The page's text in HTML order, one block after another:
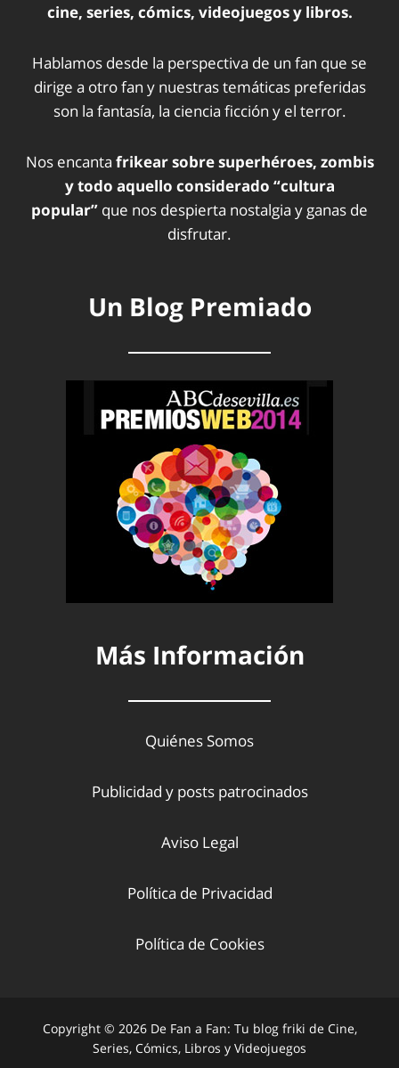
cine, series, cómics, videojuegos y libros.
Hablamos desde la perspectiva de un fan que se
dirige a otro fan y nuestras temáticas preferidas
son la fantasía, la ciencia ficción y el terror.
Nos encanta frikear sobre superhéroes, zombis
y todo aquello considerado “cultura
popular” que nos despierta nostalgia y ganas de
disfrutar.
Un Blog Premiado
Más Información
Quiénes Somos
Publicidad y posts patrocinados
Aviso Legal
Política de Privacidad
Política de Cookies
Copyright © 2026 De Fan a Fan: Tu blog friki de Cine,
Series, Cómics, Libros y Videojuegos